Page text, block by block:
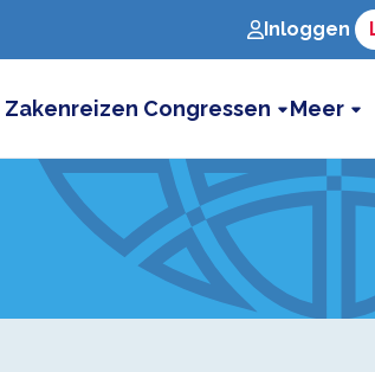
Inloggen
Zakenreizen Congressen Meer